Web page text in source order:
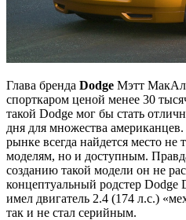
Глава бренда Dodge Мэтт
спорткаром ценой менее 30
такой Dodge мог бы стать
дня для множества
рынке всегда найдется место
моделям, но и доступным.
созданию такой модели он не
концептуальный родстер Dodge
имел двигатель 2.4 (174 л.с.)
так и не стал серийным.